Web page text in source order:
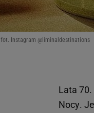
fot. Instagram @liminaldestinations
Lata
Nocy.